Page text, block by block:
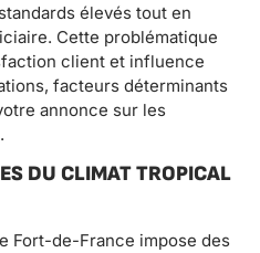
élevés tout en
Cette problématique
client et influence
facteurs déterminants
annonce sur les
DU CLIMAT TROPICAL
Fort-de-France impose des